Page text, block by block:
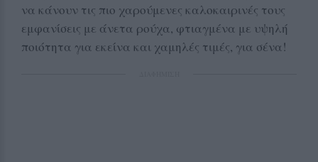
να κάνουν τις πιο χαρούμενες καλοκαιρινές τους
εμφανίσεις με άνετα ρούχα, φτιαγμένα με υψηλή
ποιότητα για εκείνα και χαμηλές τιμές, για σένα!